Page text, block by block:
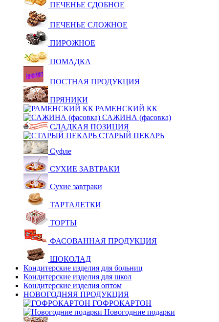
ПЕЧЕНЬЕ СДОБНОЕ
ПЕЧЕНЬЕ СЛОЖНОЕ
ПИРОЖНОЕ
ПОМАДКА
ПОСТНАЯ ПРОДУКЦИЯ
ПРЯНИКИ
РАМЕНСКИЙ КК
САЖИНА (фасовка)
СЛАДКАЯ ПОЗИЦИЯ
СТАРЫЙ ПЕКАРЬ
Суфле
СУХИЕ ЗАВТРАКИ
Сухие завтраки
ТАРТАЛЕТКИ
ТОРТЫ
ФАСОВАННАЯ ПРОДУКЦИЯ
ШОКОЛАД
Кондитерские изделия для больниц
Кондитерские изделия для школ
Кондитерские изделия оптом
НОВОГОДНЯЯ ПРОДУКЦИЯ
ГОФРОКАРТОН
Новогодние подарки